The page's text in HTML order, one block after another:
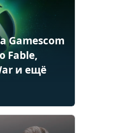
Gamescom
Fable,
и ещё